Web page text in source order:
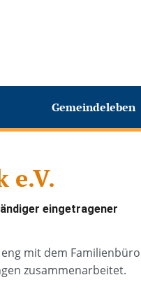
Gemeindeleben
e.V.
eingetragener
mit dem Familienbüro
zusammenarbeitet.